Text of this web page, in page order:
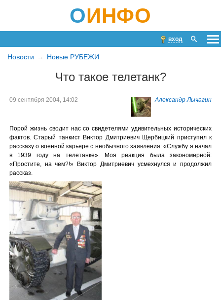
ОИНФО
вход
Новости Новые РУБЕЖИ
Что такое телетанк?
Александр Лычагин
09 сентября 2004, 14:02
Порой жизнь сводит нас со свидетелями удивительных исторических
фактов. Старый танкист Виктор Дмитриевич Щербицкий приступил к
рассказу о военной карьере с необычного заявления: «Службу я начал
в 1939 году на телетанке». Моя реакция была закономерной:
«Простите, на чем?!» Виктор Дмитриевич усмехнулся и продолжил
рассказ.